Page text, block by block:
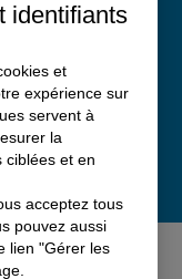
Allianz
identifiants
et
expérience sur
servent à
la
ciblées et en
acceptez tous
pouvez aussi
lien "Gérer les